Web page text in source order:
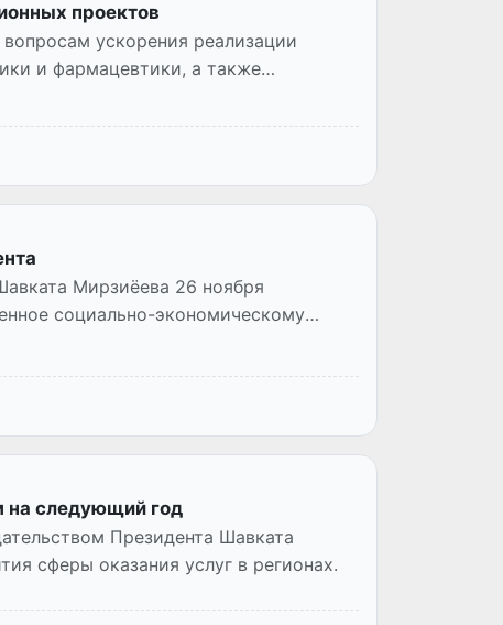
проектов
ускорения реализации
и фармацевтики, а также
Мирзиёева 26 ноября
социально-экономическому
на следующий год
Президента Шавката
сферы оказания услуг в регионах.